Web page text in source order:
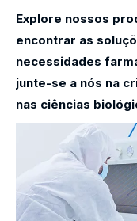
Explore nossos
encontrar as
necessidades
junte-se a nós na
nas ciências